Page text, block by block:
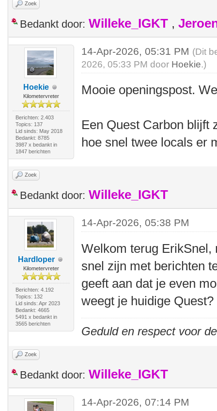
Zoek
Bedankt door: Willeke_IGKT ,
Hoekie
Kilometervreter
Berichten: 2.403
Topics: 137
Lid sinds: May 2018
Bedankt: 8785
3987 x bedankt in
1847 berichten
14-Apr-2026, 05:31 PM (Dit
2026, 05:33 PM door Hoekie.)
Mooie openingspost.
Een Quest Carbon blijft
hoe snel twee locals er
Zoek
Bedankt door: Willeke_IGKT
Hardloper
Kilometervreter
Berichten: 4.192
Topics: 132
Lid sinds: Apr 2023
Bedankt: 4665
5491 x bedankt in
3565 berichten
14-Apr-2026, 05:38 PM
Welkom terug
snel zijn met berichten
geeft aan dat je even
weegt je huidige Quest?
Geduld en respect voor
Zoek
Bedankt door: Willeke_IGKT
14-Apr-2026, 07:14 PM